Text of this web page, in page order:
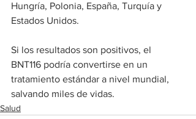
Hungría, Polonia, España, Turquía y
Estados Unidos.
Si los resultados son positivos, el
BNT116 podría convertirse en un
tratamiento estándar a nivel mundial,
salvando miles de vidas.
Salud